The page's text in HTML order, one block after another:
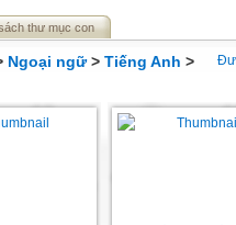
thư mục con
Ngoại ngữ> Tiếng Anh >